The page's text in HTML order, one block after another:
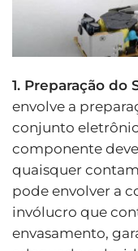
1. Preparação do
envolve a
conjunto
componente
quaisquer
pode envolver a
invólucro que
envasamento,